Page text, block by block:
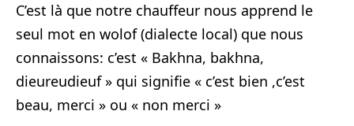
C’est là que notre chauffeur nous apprend le
seul mot en wolof (dialecte local) que nous
connaissons: c’est « Bakhna, bakhna,
dieureudieuf » qui signifie « c’est bien ,c’est
beau, merci » ou « non merci »